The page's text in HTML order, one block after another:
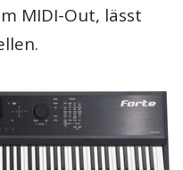
MIDI-Out, lässt